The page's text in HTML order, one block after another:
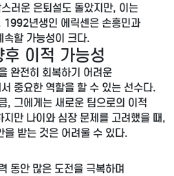
러운 은퇴설도 돌았지만, 이는
1992년생인 에릭센은 손흥민과
속할 가능성이 크다.
이적 가능성
완전히 회복하기 어려운
중요한 역할을 할 수 있는 선수다.
, 그에게는 새로운 팀으로의 이적
만 나이와 심장 문제를 고려했을 때,
을 받는 것은 어려울 수 있다.
동안 많은 도전을 극복하며